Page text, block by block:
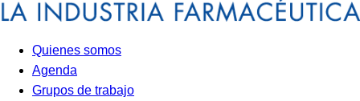
Quienes somos
Agenda
Grupos de trabajo